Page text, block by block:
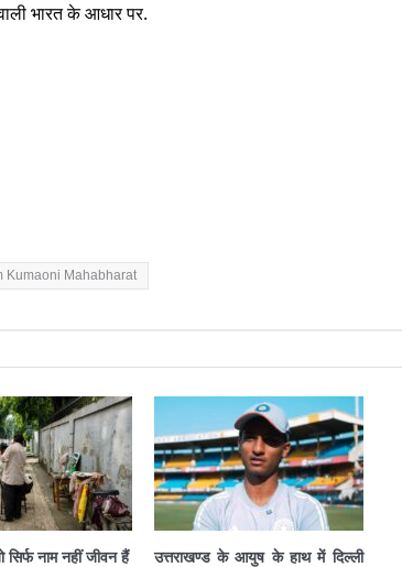
भारत के आधार पर.
Kumaoni Mahabharat
नाम नहीं जीवन हैं
उत्तराखण्ड के आयुष के हाथ में दिल्ली